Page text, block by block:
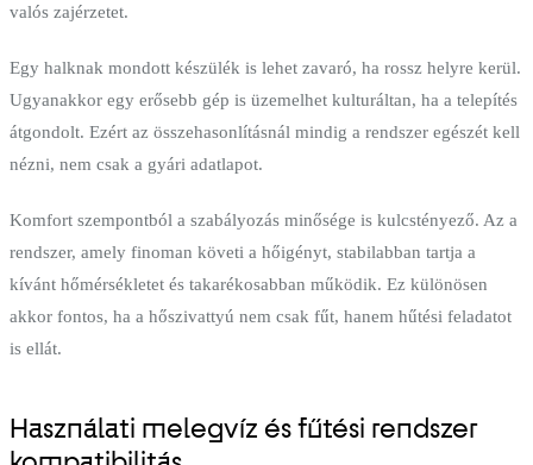
valós zajérzetet.
Egy halknak mondott készülék is lehet zavaró, ha rossz helyre kerül.
Ugyanakkor egy erősebb gép is üzemelhet kulturáltan, ha a telepítés
átgondolt. Ezért az összehasonlításnál mindig a rendszer egészét kell
nézni, nem csak a gyári adatlapot.
Komfort szempontból a szabályozás minősége is kulcstényező. Az a
rendszer, amely finoman követi a hőigényt, stabilabban tartja a
kívánt hőmérsékletet és takarékosabban működik. Ez különösen
akkor fontos, ha a hőszivattyú nem csak fűt, hanem hűtési feladatot
is ellát.
Használati melegvíz és fűtési rendszer